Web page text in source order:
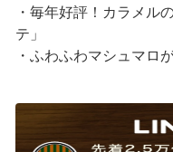
・毎年好評！カラメル
テ」
・ふわふわマシュマロ
特別なドリンクと一緒
ださい。